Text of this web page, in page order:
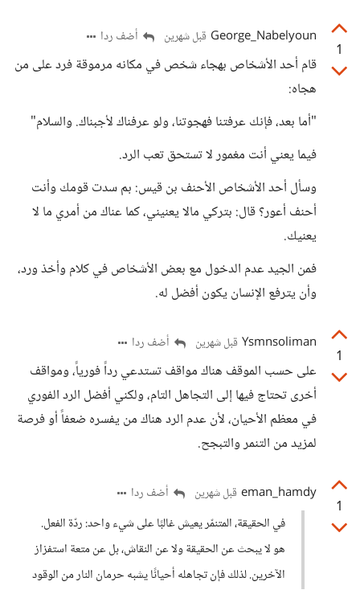
1
George_Nabelyoun قبل شهرين أضف ردا
قام أحد الأشخاص بهجاء شخص في مكانه مرموقة فرد على من
هجاه:
"أما بعد، فإنك عرفتنا فهجوتنا، ولو عرفناك لأجبناك. والسلام"
فيما يعني أنت مغمور لا تستحق تعب الرد.
وسأل أحد الأشخاص الأحنف بن قيس: بم سدت قومك وأنت
أحنف أعور؟ قال: بتركي مالا يعنيني، كما عناك من أمري ما لا
يعنيك.
فمن الجيد عدم الدخول مع بعض الأشخاص في كلام وأخذ ورد،
وأن يترفع الإنسان يكون أفضل له.
1
Ysmnsoliman قبل شهرين أضف ردا
على حسب الموقف هناك مواقف تستدعي رداً فورياً، ومواقف
أخرى تحتاج فيها إلى التجاهل التام، ولكني أفضل الرد الفوري
في معظم الأحيان، لأن عدم الرد هناك من يفسره ضعفاً أو فرصة
لمزيد من التنمر والتبجح.
1
eman_hamdy قبل شهرين
أضف ردا
في الحقيقة، المتنمّر يعيش غالبًا على شيء واحد: ردّة الفعل.
هو لا يبحث عن الحقيقة ولا عن النقاش، بل عن متعة استفزاز
الآخرين. لذلك فإن تجاهله أحيانًا يشبه حرمان النار من الوقود